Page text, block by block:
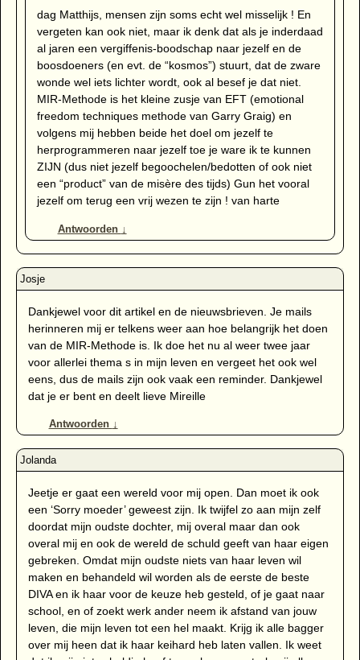
dag Matthijs, mensen zijn soms echt wel misselijk ! En
vergeten kan ook niet, maar ik denk dat als je inderdaad
al jaren een vergiffenis-boodschap naar jezelf en de
boosdoeners (en evt. de “kosmos”) stuurt, dat de zware
wonde wel iets lichter wordt, ook al besef je dat niet.
MIR-Methode is het kleine zusje van EFT (emotional
freedom techniques methode van Garry Graig) en
volgens mij hebben beide het doel om jezelf te
herprogrammeren naar jezelf toe je ware ik te kunnen
ZIJN (dus niet jezelf begoochelen/bedotten of ook niet
een “product” van de misère des tijds) Gun het vooral
jezelf om terug een vrij wezen te zijn ! van harte
Antwoorden ↓
Dankjewel voor dit artikel en de nieuwsbrieven. Je mails
herinneren mij er telkens weer aan hoe belangrijk het doen
van de MIR-Methode is. Ik doe het nu al weer twee jaar
voor allerlei thema s in mijn leven en vergeet het ook wel
eens, dus de mails zijn ook vaak een reminder. Dankjewel
dat je er bent en deelt lieve Mireille
Antwoorden ↓
Jeetje er gaat een wereld voor mij open. Dan moet ik ook
een ‘Sorry moeder’ geweest zijn. Ik twijfel zo aan mijn zelf
doordat mijn oudste dochter, mij overal maar dan ook
overal mij en ook de wereld de schuld geeft van haar eigen
gebreken. Omdat mijn oudste niets van haar leven wil
maken en behandeld wil worden als de eerste de beste
DIVA en ik haar voor de keuze heb gesteld, of je gaat naar
school, en of zoekt werk ander neem ik afstand van jouw
leven, die mijn leven tot een hel maakt. Krijg ik alle bagger
over mij heen dat ik haar keihard heb laten vallen. Ik weet